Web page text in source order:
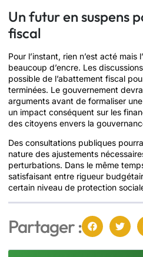
Un futur en suspens
fiscal
Pour l’instant, rien n’est acté
beaucoup d’encre. Les
possible de l’abattement fiscal
terminées. Le gouvernement
arguments avant de formaliser
un impact conséquent sur les
des citoyens envers la
Des consultations publiques
nature des ajustements
perturbations. Dans le même
satisfaisant entre rigueur
certain niveau de protection
Partager :